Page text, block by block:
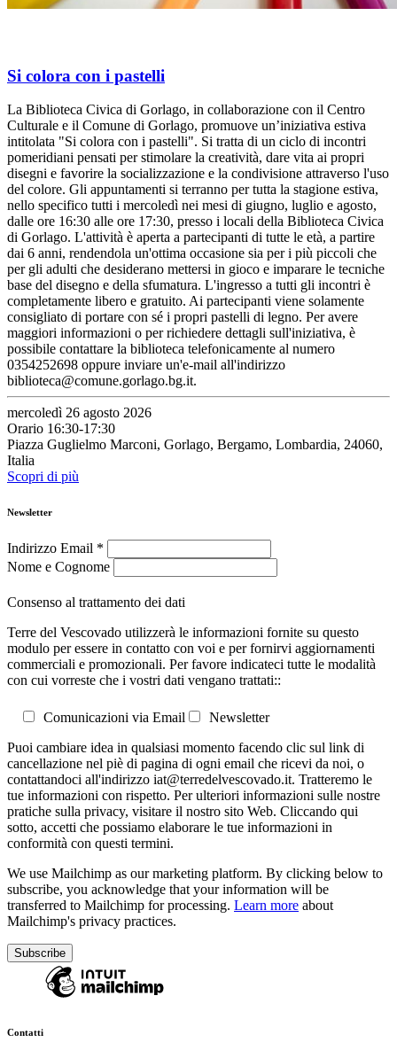
Si colora con i pastelli
La Biblioteca Civica di Gorlago, in collaborazione con il Centro
Culturale e il Comune di Gorlago, promuove un’iniziativa estiva
intitolata "Si colora con i pastelli". Si tratta di un ciclo di incontri
pomeridiani pensati per stimolare la creatività, dare vita ai propri
disegni e favorire la socializzazione e la condivisione attraverso l'uso
del colore. Gli appuntamenti si terranno per tutta la stagione estiva,
nello specifico tutti i mercoledì nei mesi di giugno, luglio e agosto,
dalle ore 16:30 alle ore 17:30, presso i locali della Biblioteca Civica
di Gorlago. L'attività è aperta a partecipanti di tutte le età, a partire
dai 6 anni, rendendola un'ottima occasione sia per i più piccoli che
per gli adulti che desiderano mettersi in gioco e imparare le tecniche
base del disegno e della sfumatura. L'ingresso a tutti gli incontri è
completamente libero e gratuito. Ai partecipanti viene solamente
consigliato di portare con sé i propri pastelli di legno. Per avere
maggiori informazioni o per richiedere dettagli sull'iniziativa, è
possibile contattare la biblioteca telefonicamente al numero
0354252698 oppure inviare un'e-mail all'indirizzo
biblioteca@comune.gorlago.bg.it.
mercoledì 26 agosto 2026
Orario 16:30-17:30
Piazza Guglielmo Marconi, Gorlago, Bergamo, Lombardia, 24060,
Italia
Scopri di più
Newsletter
Indirizzo Email *
Nome e Cognome
Consenso al trattamento dei dati
Terre del Vescovado utilizzerà le informazioni fornite su questo
modulo per essere in contatto con voi e per fornirvi aggiornamenti
commerciali e promozionali. Per favore indicateci tutte le modalità
con cui vorreste che i vostri dati vengano trattati::
Comunicazioni via Email
Newsletter
Puoi cambiare idea in qualsiasi momento facendo clic sul link di
cancellazione nel piè di pagina di ogni email che ricevi da noi, o
contattandoci all'indirizzo iat@terredelvescovado.it. Tratteremo le
tue informazioni con rispetto. Per ulteriori informazioni sulle nostre
pratiche sulla privacy, visitare il nostro sito Web. Cliccando qui
sotto, accetti che possiamo elaborare le tue informazioni in
conformità con questi termini.
We use Mailchimp as our marketing platform. By clicking below to
subscribe, you acknowledge that your information will be
transferred to Mailchimp for processing. Learn more about
Mailchimp's privacy practices.
Contatti